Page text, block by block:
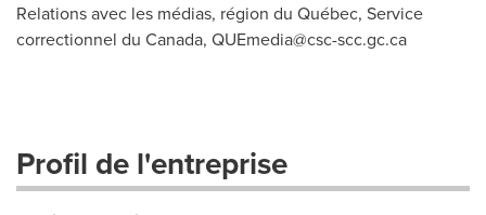
Relations avec les médias, région du Québec, Service
correctionnel du Canada, QUEmedia@csc-scc.gc.ca
Profil de l'entreprise